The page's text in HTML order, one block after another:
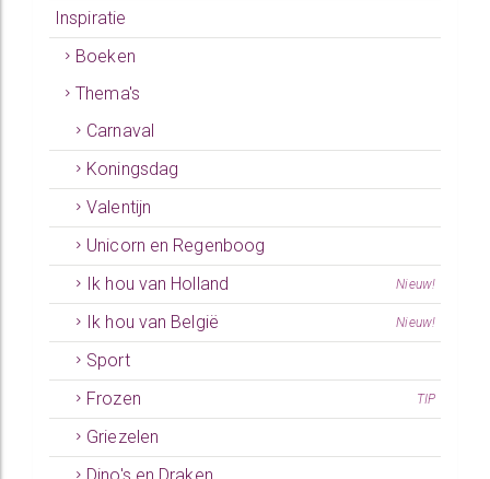
Inspiratie
Boeken
Thema's
Carnaval
Koningsdag
Valentijn
Unicorn en Regenboog
Ik hou van Holland
Nieuw!
Ik hou van België Nieuw!
Sport
Frozen
TIP
Griezelen